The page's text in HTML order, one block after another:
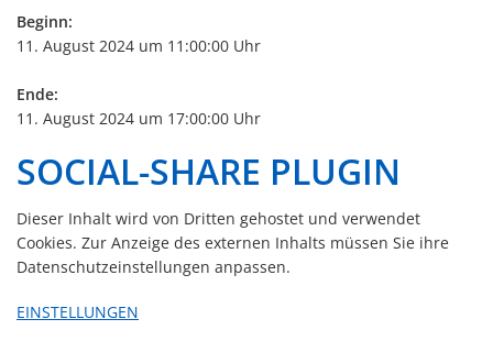
Beginn:
11. August 2024 um 11:00:00 Uhr
Ende:
11. August 2024 um 17:00:00 Uhr
SOCIAL-SHARE PLUGIN
Dieser Inhalt wird von Dritten gehostet und verwendet
Cookies. Zur Anzeige des externen Inhalts müssen Sie ihre
Datenschutzeinstellungen anpassen.
EINSTELLUNGEN